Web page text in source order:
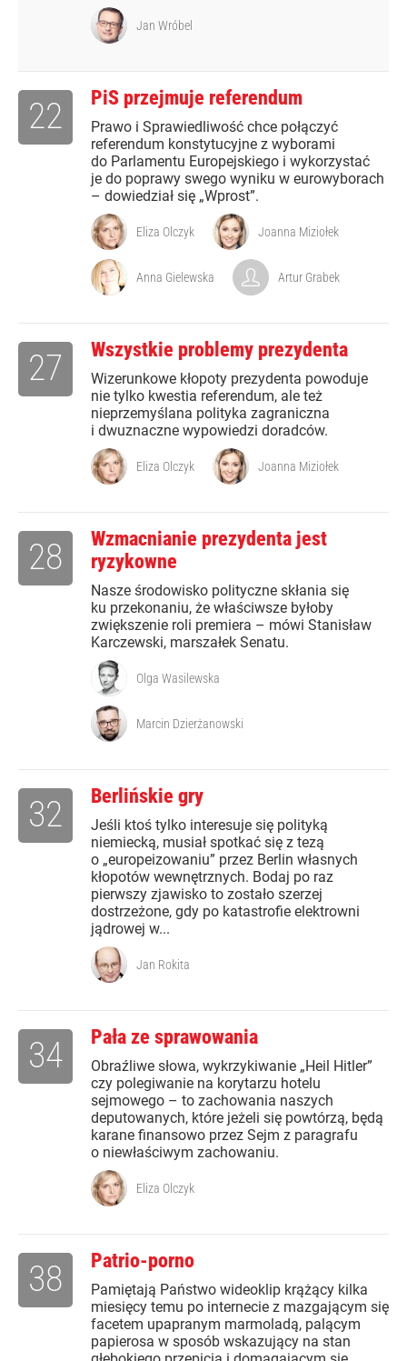
Jan Wróbel
PiS przejmuje referendum
Prawo i Sprawiedliwość chce połączyć
referendum konstytucyjne z wyborami
do Parlamentu Europejskiego i wykorzystać
je do poprawy swego wyniku w eurowyborach
– dowiedział się „Wprost”.
22
Eliza Olczyk Joanna Miziołek
Anna Gielewska Artur Grabek
Wszystkie problemy prezydenta
Wizerunkowe kłopoty prezydenta powoduje
nie tylko kwestia referendum, ale też
nieprzemyślana polityka zagraniczna
i dwuznaczne wypowiedzi doradców.
27
Eliza Olczyk Joanna Miziołek
Wzmacnianie prezydenta jest
ryzykowne
Nasze środowisko polityczne skłania się
ku przekonaniu, że właściwsze byłoby
zwiększenie roli premiera – mówi Stanisław
Karczewski, marszałek Senatu.
28
Olga Wasilewska
Marcin Dzierżanowski
Berlińskie gry
Jeśli ktoś tylko interesuje się polityką
niemiecką, musiał spotkać się z tezą
o „europeizowaniu” przez Berlin własnych
kłopotów wewnętrznych. Bodaj po raz
pierwszy zjawisko to zostało szerzej
dostrzeżone, gdy po katastrofie elektrowni
jądrowej w...
32
Jan Rokita
Pała ze sprawowania
Obraźliwe słowa, wykrzykiwanie „Heil Hitler”
czy polegiwanie na korytarzu hotelu
sejmowego – to zachowania naszych
deputowanych, które jeżeli się powtórzą, będą
karane finansowo przez Sejm z paragrafu
o niewłaściwym zachowaniu.
34
Eliza Olczyk
Patrio-porno
Pamiętają Państwo wideoklip krążący kilka
miesięcy temu po internecie z mazgającym się
facetem upapranym marmoladą, palącym
papierosa w sposób wskazujący na stan
38